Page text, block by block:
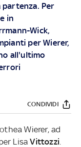
Per
in
Wick,
per Wierer,
all'ultimo
CONDIVIDI
Wierer, ad
LisaVittozzi